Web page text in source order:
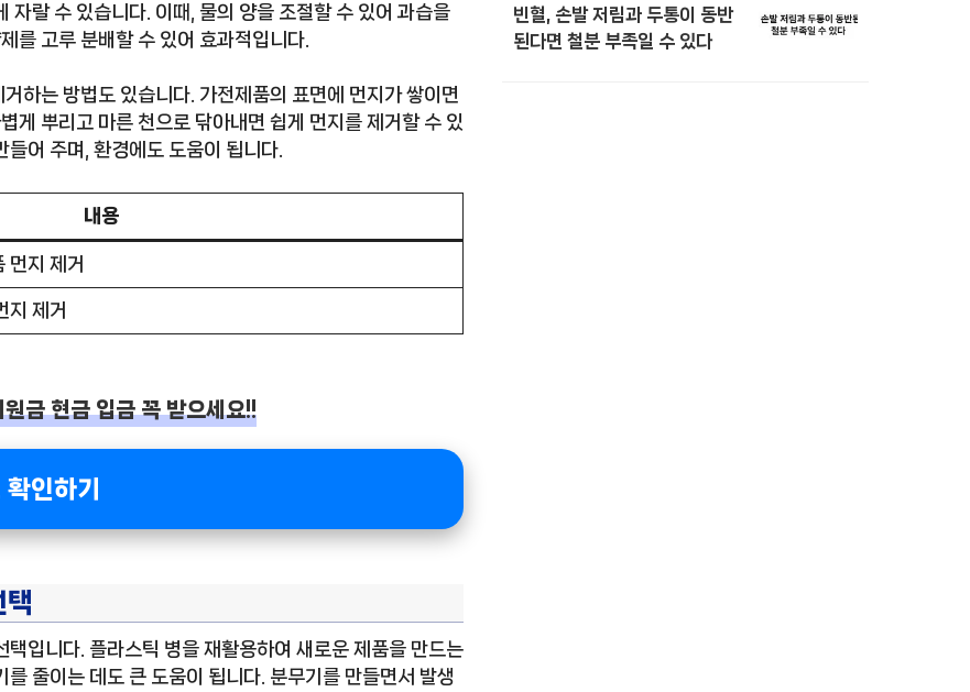
자랄 수 있습니다. 이때, 물의 양을 조절할 수 있어 과습을
를 고루 분배할 수 있어 효과적입니다.
하는 방법도 있습니다. 가전제품의 표면에 먼지가 쌓이면
게 뿌리고 마른 천으로 닦아내면 쉽게 먼지를 제거할 수 있
어 주며, 환경에도 도움이 됩니다.
내용
먼지 제거
지 제거
금 현금 입금 꼭 받으세요!!
인하기
택
입니다. 플라스틱 병을 재활용하여 새로운 제품을 만드는
줄이는 데도 큰 도움이 됩니다. 분무기를 만들면서 발생
빈혈, 손발 저림과 두통이 동반
된다면 철분 부족일 수 있다